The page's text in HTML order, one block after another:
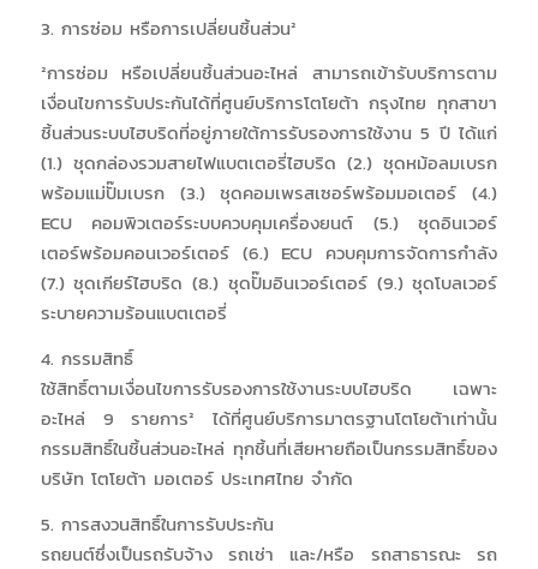
3. การซ่อม หรือการเปลี่ยนชิ้นส่วน²
²การซ่อม หรือเปลี่ยนชิ้นส่วนอะไหล่ สามารถเข้ารับบริการตาม
เงื่อนไขการรับประกันได้ที่ศูนย์บริการโตโยต้า กรุงไทย ทุกสาขา
ชิ้นส่วนระบบไฮบริดที่อยู่ภายใต้การรับรองการใช้งาน 5 ปี ได้แก่
(1.) ชุดกล่องรวมสายไฟแบตเตอรี่ไฮบริด (2.) ชุดหม้อลมเบรก
พร้อมแม่ปั๊มเบรก (3.) ชุดคอมเพรสเซอร์พร้อมมอเตอร์ (4.)
ECU คอมพิวเตอร์ระบบควบคุมเครื่องยนต์ (5.) ชุดอินเวอร์
เตอร์พร้อมคอนเวอร์เตอร์ (6.) ECU ควบคุมการจัดการกําลัง
(7.) ชุดเกียร์ไฮบริด (8.) ชุดปั๊มอินเวอร์เตอร์ (9.) ชุดโบลเวอร์
ระบายความร้อนแบตเตอรี่
4. กรรมสิทธิ์
ใช้สิทธิ์ตามเงื่อนไขการรับรองการใช้งานระบบไฮบริด เฉพาะ
อะไหล่ 9 รายการ² ได้ที่ศูนย์บริการมาตรฐานโตโยต้าเท่านั้น
กรรมสิทธิ์ในชิ้นส่วนอะไหล่ ทุกชิ้นที่เสียหายถือเป็นกรรมสิทธิ์ของ
บริษัท โตโยต้า มอเตอร์ ประเทศไทย จํากัด
5. การสงวนสิทธิ์ในการรับประกัน
รถยนต์ซึ่งเป็นรถรับจ้าง รถเช่า และ/หรือ รถสาธารณะ รถ